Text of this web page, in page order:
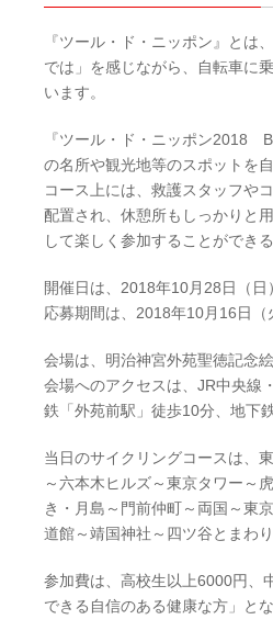
『ツール・ド・ニッポン』とは
では」を感じながら、自転車に
います。
『ツール・ド・ニッポン2018
の名所や観光地等のスポットを
コース上には、救護スタッフや
配置され、休憩所もしっかりと
して楽しく参加することができ
開催日は、2018年10月28日（日
応募期間は、2018年10月16日（
会場は、明治神宮外苑聖徳記念
会場へのアクセスは、JR中央線
鉄「外苑前駅」徒歩10分、地下
当日のサイクリングコースは、
～六本木ヒルズ～東京タワー～
き・月島～門前仲町～両国～東
道館～靖国神社～四ツ谷とまわ
参加費は、高校生以上6000円、
できる自信のある健康な方」とな